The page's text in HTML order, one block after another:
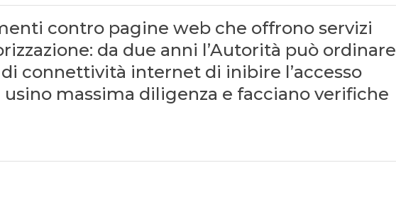
contro pagine web che offrono servizi
da due anni l’Autorità può ordinare
connettività internet di inibire l’accesso
usino massima diligenza e facciano verifiche